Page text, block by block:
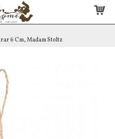
6 Cm, Madam Stoltz